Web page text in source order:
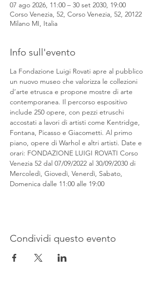
07 ago 2026, 11:00 – 30 set 2030, 19:00
Corso Venezia, 52, Corso Venezia, 52, 20122
Milano MI, Italia
Info sull'evento
La Fondazione Luigi Rovati apre al pubblico
un nuovo museo che valorizza le collezioni
d’arte etrusca e propone mostre di arte
contemporanea. Il percorso espositivo
include 250 opere, con pezzi etruschi
accostati a lavori di artisti come Kentridge,
Fontana, Picasso e Giacometti. Al primo
piano, opere di Warhol e altri artisti. Date e
orari: FONDAZIONE LUIGI ROVATI Corso
Venezia 52 dal 07/09/2022 al 30/09/2030 di
Mercoledì, Giovedì, Venerdì, Sabato,
Domenica dalle 11:00 alle 19:00
Condividi questo evento